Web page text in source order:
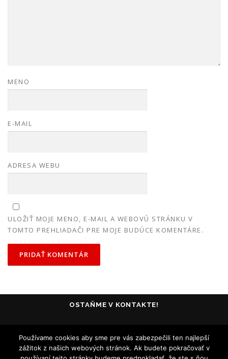
MENO
E-MAIL
ADRESA WEBU
ULOŽIŤ MOJE MENO, E-MAIL A WEBOVÚ STRÁNKU V
TOMTO PREHLIADAČI PRE MOJE BUDÚCE KOMENTÁRE.
OSTAŇME V KONTAKTE!
Používame cookies aby sme pre vás zabezpečili ten najlepší
zážitok z našich webových stránok. Ak budete pokračovať v